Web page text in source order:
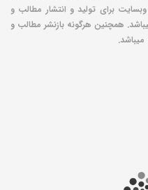
برای تولید و انتشار مطالب و
همچنین هرگونه بازنشر مطالب و
میباشد.